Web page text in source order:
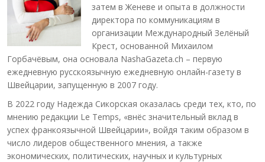
затем в Женеве и опыта в должности
директора по коммуникациям в
организации Международный Зелёный
Крест, основанной Михаилом
Горбачёвым, она основала NashaGazeta.ch – первую
ежедневную русскоязычную ежедневную онлайн-газету в
Швейцарии, запущенную в 2007 году.
В 2022 году Надежда Сикорская оказалась среди тех, кто, по
мнению редакции Le Temps, «внёс значительный вклад в
успех франкоязычной Швейцарии», войдя таким образом в
число лидеров общественного мнения, а также
экономических, политических, научных и культурных